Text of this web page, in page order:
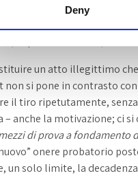
Deny
al pari di chi scrive, la
un atto illegittimo
non si pone in contrasto
il tiro ripetutamente,
anche la motivazione; ci
di prova a fondamento
onere probatorio
un solo limite, la